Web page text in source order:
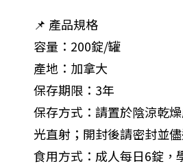
📌 產品規格
容量：200錠/罐
產地：加拿大
保存期限：3年
保存方式：請置於陰涼乾
光直射；開封後請密封並
食用方式：成人每日6錠，